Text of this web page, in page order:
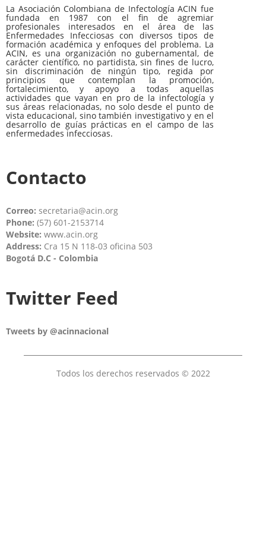
La Asociación Colombiana de Infectología ACIN fue
fundada en 1987 con el fin de agremiar
profesionales interesados en el área de las
Enfermedades Infecciosas con diversos tipos de
formación académica y enfoques del problema. La
ACIN, es una organización no gubernamental, de
carácter científico, no partidista, sin fines de lucro,
sin discriminación de ningún tipo, regida por
principios que contemplan la promoción,
fortalecimiento, y apoyo a todas aquellas
actividades que vayan en pro de la infectología y
sus áreas relacionadas, no solo desde el punto de
vista educacional, sino también investigativo y en el
desarrollo de guías prácticas en el campo de las
enfermedades infecciosas.
Contacto
Correo: secretaria@acin.org
Phone: (57) 601-2153714
Website: www.acin.org
Address: Cra 15 N 118-03 oficina 503
Bogotá D.C - Colombia
Twitter Feed
Tweets by @acinnacional
Todos los derechos reservados © 2022